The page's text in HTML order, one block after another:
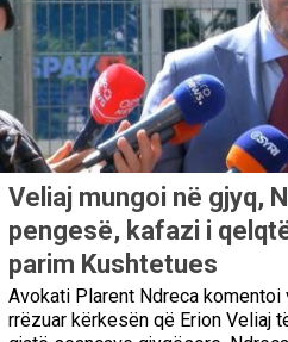
Veliaj mungoi në gjyq,
pengesë, kafazi i
parim Kushtetues
Avokati Plarent Ndreca komentoi
rrëzuar kërkesën që Erion Veliaj